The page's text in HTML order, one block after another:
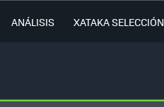
ANÁLISIS XATAKA SELECCIÓN